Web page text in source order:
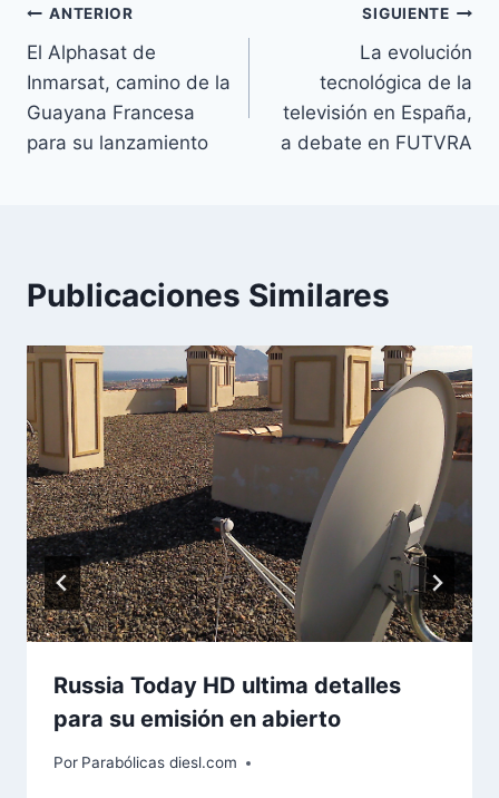
Navegación
de
entradas
ANTERIOR
El Alphasat de
Inmarsat, camino de la
Guayana Francesa
para su lanzamiento
SIGUIENTE
La evolución
tecnológica de la
televisión en España,
a debate en FUTVRA
Publicaciones Similares
Russia Today HD ultima detalles
para su emisión en abierto
Por Parabólicas diesl.com